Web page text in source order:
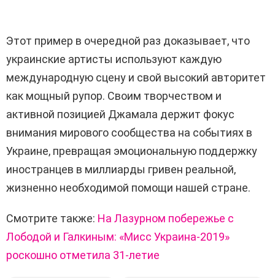
Этот пример в очередной раз доказывает, что
украинские артисты используют каждую
международную сцену и свой высокий авторитет
как мощный рупор. Своим творчеством и
активной позицией Джамала держит фокус
внимания мирового сообщества на событиях в
Украине, превращая эмоциональную поддержку
иностранцев в миллиарды гривен реальной,
жизненно необходимой помощи нашей стране.
Смотрите также: На Лазурном побережье с
Лободой и Галкиным: «Мисс Украина-2019»
роскошно отметила 31-летие